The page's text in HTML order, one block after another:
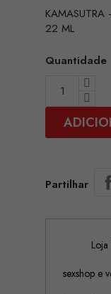
KAMASUTRA
22 ML
Quantidade
Partilhar
sexshop e